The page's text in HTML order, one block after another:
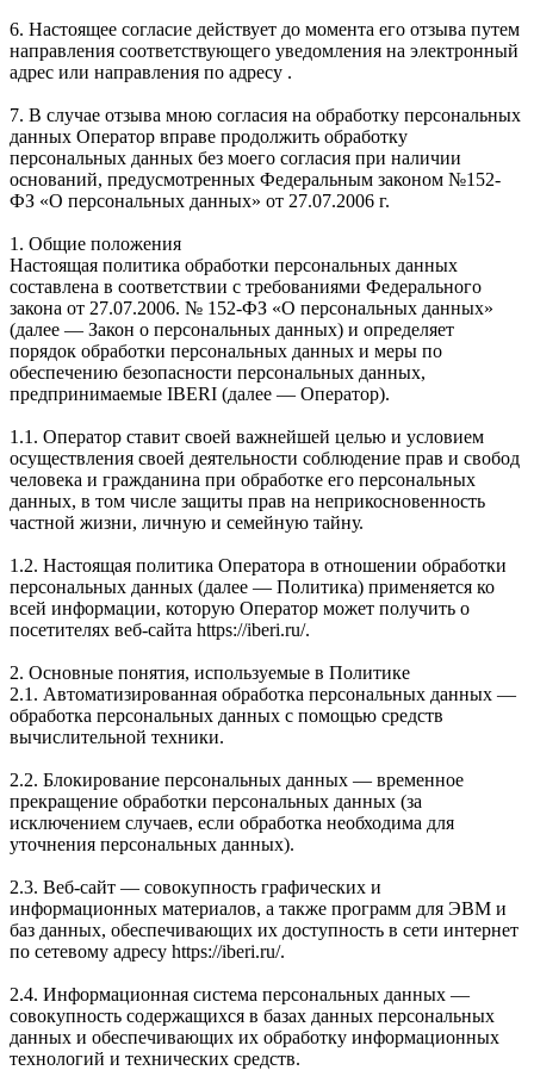
6. Настоящее согласие действует до момента его отзыва путем
направления соответствующего уведомления на электронный
адрес или направления по адресу .
7. В случае отзыва мною согласия на обработку персональных
данных Оператор вправе продолжить обработку
персональных данных без моего согласия при наличии
оснований, предусмотренных Федеральным законом №152-
ФЗ «О персональных данных» от 27.07.2006 г.
1. Общие положения
Настоящая политика обработки персональных данных
составлена в соответствии с требованиями Федерального
закона от 27.07.2006. № 152-ФЗ «О персональных данных»
(далее — Закон о персональных данных) и определяет
порядок обработки персональных данных и меры по
обеспечению безопасности персональных данных,
предпринимаемые IBERI (далее — Оператор).
1.1. Оператор ставит своей важнейшей целью и условием
осуществления своей деятельности соблюдение прав и свобод
человека и гражданина при обработке его персональных
данных, в том числе защиты прав на неприкосновенность
частной жизни, личную и семейную тайну.
1.2. Настоящая политика Оператора в отношении обработки
персональных данных (далее — Политика) применяется ко
всей информации, которую Оператор может получить о
посетителях веб-сайта https://iberi.ru/.
2. Основные понятия, используемые в Политике
2.1. Автоматизированная обработка персональных данных —
обработка персональных данных с помощью средств
вычислительной техники.
2.2. Блокирование персональных данных — временное
прекращение обработки персональных данных (за
исключением случаев, если обработка необходима для
уточнения персональных данных).
2.3. Веб-сайт — совокупность графических и
информационных материалов, а также программ для ЭВМ и
баз данных, обеспечивающих их доступность в сети интернет
по сетевому адресу https://iberi.ru/.
2.4. Информационная система персональных данных —
совокупность содержащихся в базах данных персональных
данных и обеспечивающих их обработку информационных
технологий и технических средств.